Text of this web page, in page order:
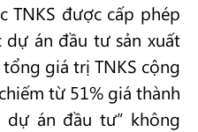
TNKS được cấp phép
án đầu tư sản xuất
giá trị TNKS cộng
từ 51% giá thành
án đầu tư” không